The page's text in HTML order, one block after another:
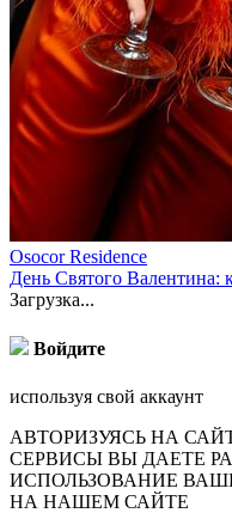
Osocor Residence
День Святого Валентина:
Загрузка...
Войдите
используя свой аккаунт
АВТОРИЗУЯСЬ НА
СЕРВИСЫ ВЫ ДАЕТЕ
ИСПОЛЬЗОВАНИЕ
НА НАШЕМ САЙТЕ